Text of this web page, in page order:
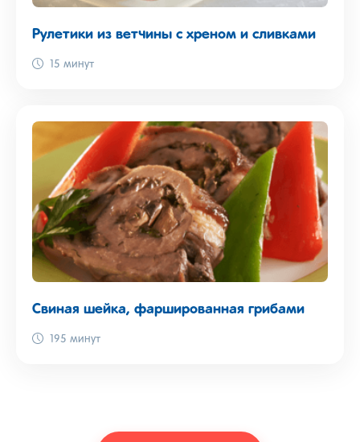
Рулетики из ветчины с хреном и сливками
15 минут
Свиная шейка, фаршированная грибами
195 минут